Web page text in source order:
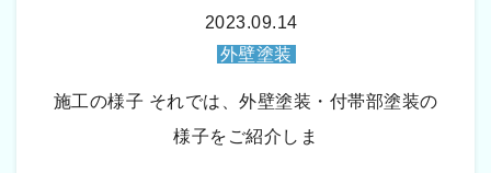
2023.09.14
外壁塗装
施工の様子 それでは、外壁塗装・付帯部塗装の
様子をご紹介しま